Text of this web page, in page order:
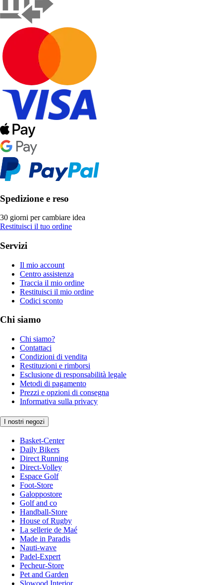
Spedizione e reso
30 giorni per cambiare idea
Restituisci il tuo ordine
Servizi
Il mio account
Centro assistenza
Traccia il mio ordine
Restituisci il mio ordine
Codici sconto
Chi siamo
Chi siamo?
Contattaci
Condizioni di vendita
Restituzioni e rimborsi
Esclusione di responsabilità legale
Metodi di pagamento
Prezzi e opzioni di consegna
Informativa sulla privacy
I nostri negozi
Basket-Center
Daily Bikers
Direct Running
Direct-Volley
Espace Golf
Foot-Store
Galoppostore
Golf and co
Handball-Store
House of Rugby
La sellerie de Maé
Made in Paradis
Nauti-wave
Padel-Expert
Pecheur-Store
Pet and Garden
Slowood Interior